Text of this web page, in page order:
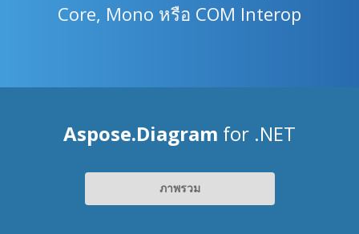
Core, Mono หรือ COM Interop
Aspose.Diagram for .NET
ภาพรวม